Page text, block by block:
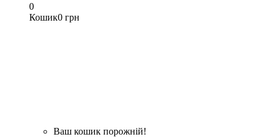
0
Кошик0 грн
Ваш кошик порожній!